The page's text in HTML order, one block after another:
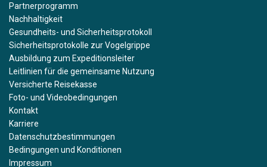
Partnerprogramm
Nachhaltigkeit
Gesundheits- und Sicherheitsprotokoll
Sicherheitsprotokolle zur Vogelgrippe
Ausbildung zum Expeditionsleiter
Leitlinien für die gemeinsame Nutzung
Versicherte Reisekasse
Foto- und Videobedingungen
Kontakt
Karriere
Datenschutzbestimmungen
Bedingungen und Konditionen
Impressum